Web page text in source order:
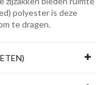
polyester is deze
te dragen.